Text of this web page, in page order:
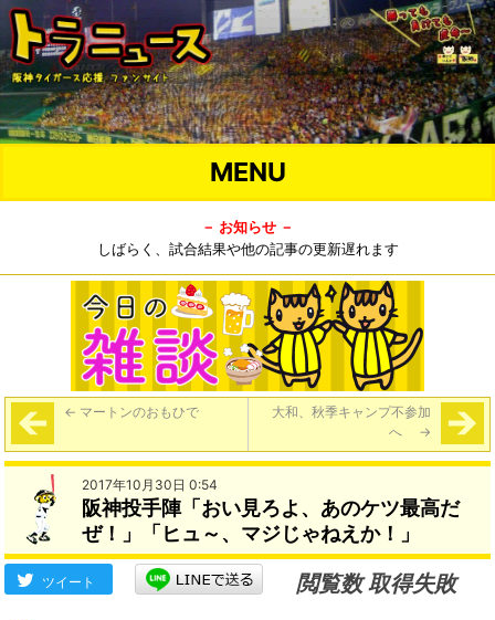
MENU
－ お知らせ －
しばらく、試合結果や他の記事の更新遅れます
← マートンのおもひで
大和、秋季キャンプ不参加
へ →
2017年10月30日 0:54
阪神投手陣「おい見ろよ、あのケツ最高だ
ぜ！」「ヒュ～、マジじゃねえか！」
ツイート
閲覧数 取得失敗